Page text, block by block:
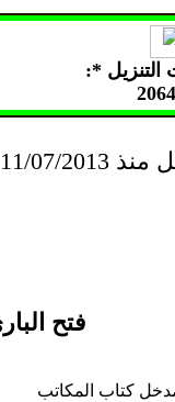
*:
بموضوع المادة
فتح
كتاب المكاتب